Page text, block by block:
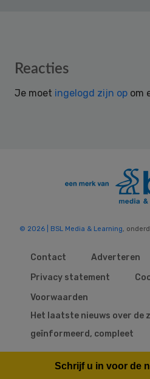
Reader
Reacties
Je moet ingelogd zijn op om
© 2026 | BSL Media & Learning,
Contact
Adverteren
Privacy statement
Voorwaarden
Het laatste nieuws over de
geïnformeerd, compleet
Schrijf u in voor de